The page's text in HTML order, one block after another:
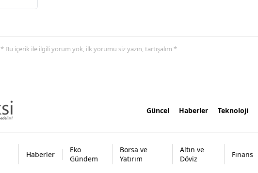
* Bu içerik ile ilgili yorum yok, ilk yorumu siz yazın, tartışalım *
Güncel Haberler Teknoloji
Haberler
Eko
Gündem
Borsa ve
Yatırım
Altın ve
Döviz
Finans